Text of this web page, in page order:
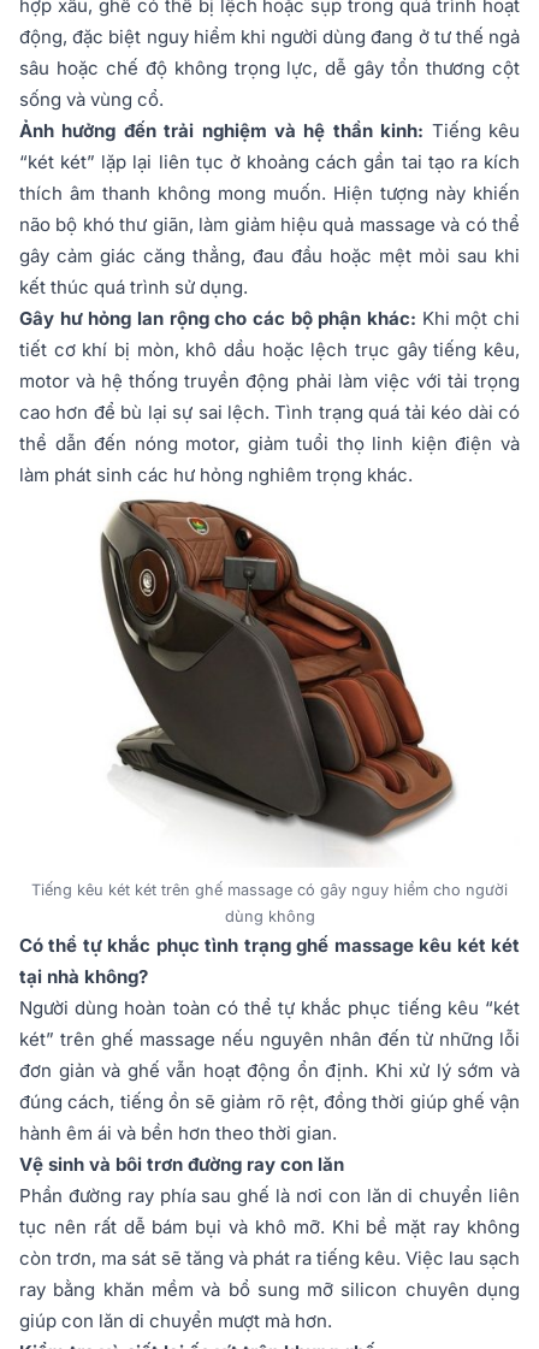
hợp xấu, ghế có thể bị lệch hoặc sụp trong quá trình hoạt
động, đặc biệt nguy hiểm khi người dùng đang ở tư thế ngả
sâu hoặc chế độ không trọng lực, dễ gây tổn thương cột
sống và vùng cổ.
Ảnh hưởng đến trải nghiệm và hệ thần kinh: Tiếng kêu
“két két” lặp lại liên tục ở khoảng cách gần tai tạo ra kích
thích âm thanh không mong muốn. Hiện tượng này khiến
não bộ khó thư giãn, làm giảm hiệu quả massage và có thể
gây cảm giác căng thẳng, đau đầu hoặc mệt mỏi sau khi
kết thúc quá trình sử dụng.
Gây hư hỏng lan rộng cho các bộ phận khác: Khi một chi
tiết cơ khí bị mòn, khô dầu hoặc lệch trục gây tiếng kêu,
motor và hệ thống truyền động phải làm việc với tải trọng
cao hơn để bù lại sự sai lệch. Tình trạng quá tải kéo dài có
thể dẫn đến nóng motor, giảm tuổi thọ linh kiện điện và
làm phát sinh các hư hỏng nghiêm trọng khác.
Tiếng kêu két két trên ghế massage có gây nguy hiểm cho người
dùng không
Có thể tự khắc phục tình trạng ghế massage kêu két két
tại nhà không?
Người dùng hoàn toàn có thể tự khắc phục tiếng kêu “két
két” trên ghế massage nếu nguyên nhân đến từ những lỗi
đơn giản và ghế vẫn hoạt động ổn định. Khi xử lý sớm và
đúng cách, tiếng ồn sẽ giảm rõ rệt, đồng thời giúp ghế vận
hành êm ái và bền hơn theo thời gian.
Vệ sinh và bôi trơn đường ray con lăn
Phần đường ray phía sau ghế là nơi con lăn di chuyển liên
tục nên rất dễ bám bụi và khô mỡ. Khi bề mặt ray không
còn trơn, ma sát sẽ tăng và phát ra tiếng kêu. Việc lau sạch
ray bằng khăn mềm và bổ sung mỡ silicon chuyên dụng
giúp con lăn di chuyển mượt mà hơn.